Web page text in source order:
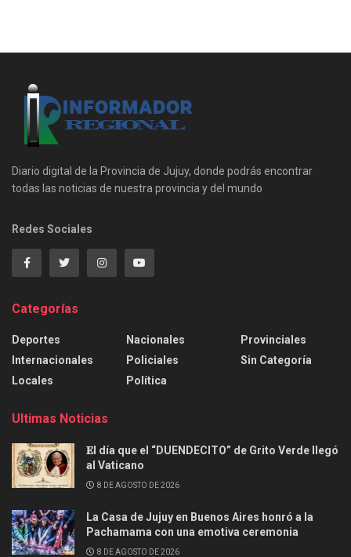
Diario digital de la Provincia de Jujuy, donde podrás encontrar
todas las noticias de nuestra provincia y del mundo
Redes Sociales
Categorías
Deportes
Internacionales
Locales
Nacionales
Policiales
Política
Provinciales
Sin Categoría
Ultimas Noticias
𝐄l día que el “DUENDECITO” de Grito Verde llegó
al Vaticano
8 DE AGOSTO DE 2026
La Casa de Jujuy en Buenos Aires honró a la
Pachamama con una emotiva ceremonia
8 DE AGOSTO DE 2026